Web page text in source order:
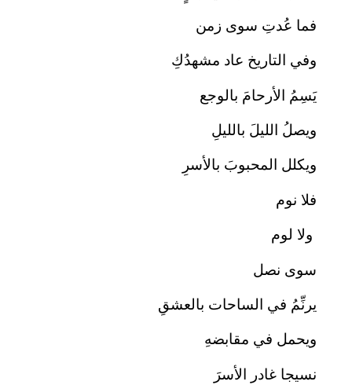
فما عُدتِ سوى زمن
وفي التاريخ عاد مشهدُكِ
يَسِمُ الأرحامَ بالوجع
ويصلُ الليلَ بالليلِ
ويكلل المحبوبَ بالأسرِ
فلا نوم
ولا لوم
سوى نصل
يرنِّمُ في الساحات بالعشقِ
ويحمل في مقابضهِ
نسيجا غادر الأسرَ